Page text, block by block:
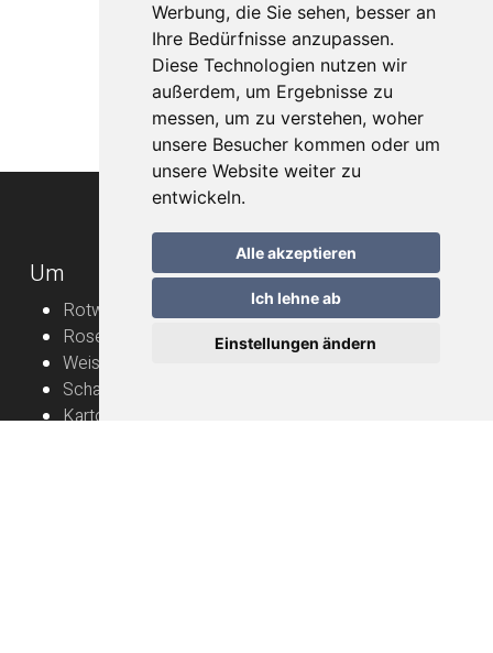
Werbung, die Sie sehen, besser an
Ihre Bedürfnisse anzupassen.
Diese Technologien nutzen wir
außerdem, um Ergebnisse zu
messen, um zu verstehen, woher
unsere Besucher kommen oder um
unsere Website weiter zu
entwickeln.
Alle akzeptieren
Ich lehne ab
Einstellungen ändern
Um
Rotweine
Roséweine
Weissweine
Schaumweine
Karton